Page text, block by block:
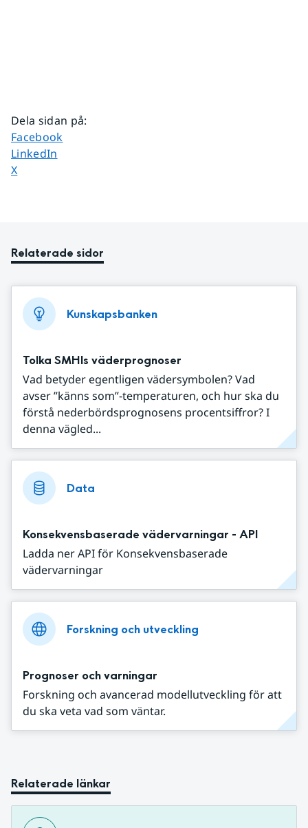
Dela sidan på:
Dela sidan på
Facebook
Dela sidan på
LinkedIn
Dela sidan på
X
Relaterade sidor
Kunskapsbanken
Tolka SMHIs väderprognoser
Vad betyder egentligen vädersymbolen? Vad
avser ”känns som”-temperaturen, och hur ska du
förstå nederbördsprognosens procentsiffror? I
denna vägled...
Data
Konsekvensbaserade vädervarningar - API
Ladda ner API för Konsekvensbaserade
vädervarningar
Forskning och utveckling
Prognoser och varningar
Forskning och avancerad modellutveckling för att
du ska veta vad som väntar.
Relaterade länkar